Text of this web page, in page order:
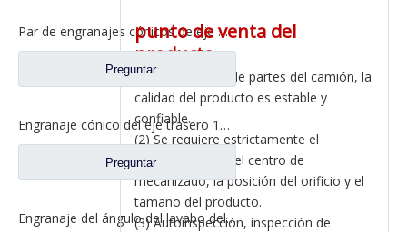
Par de engranajes cónicos de eje medio 15/29 para Ankai & Benz Axle Foton Auman North Benz Beiben Truck repuestos A3463535310
Preguntar
Engranaje cónico del eje trasero 15/29 para Ankai & Benz Axle Foton Auman North Benz Beiben Truck repuestos 24.02.101
Preguntar
Engranaje del ángulo del lavabo del eje trasero para los recambios 81.35199.6532 de Shamcan AulongTruck
punto de venta del
producto
(1) Coincidencia de partes del camión, la
calidad del producto es estable y
confiable.
(2) Se requiere estrictamente el
procesamiento del centro de
mecanizado, la posición del orificio y el
tamaño del producto.
(3) Autoinspección, inspección de